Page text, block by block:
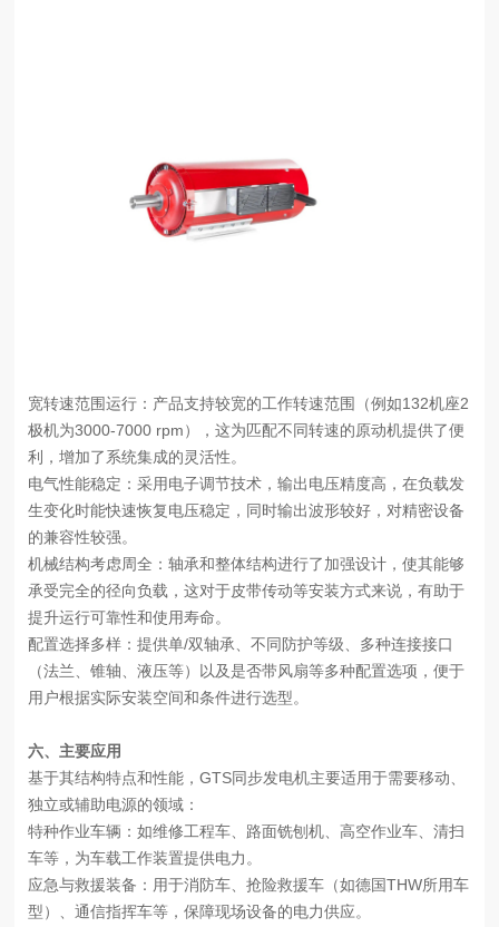
宽转速范围运行：产品支持较宽的工作转速范围（例如132机座2
极机为3000-7000 rpm），这为匹配不同转速的原动机提供了便
利，增加了系统集成的灵活性。
电气性能稳定：采用电子调节技术，输出电压精度高，在负载发
生变化时能快速恢复电压稳定，同时输出波形较好，对精密设备
的兼容性较强。
机械结构考虑周全：轴承和整体结构进行了加强设计，使其能够
承受完全的径向负载，这对于皮带传动等安装方式来说，有助于
提升运行可靠性和使用寿命。
配置选择多样：提供单/双轴承、不同防护等级、多种连接接口
（法兰、锥轴、液压等）以及是否带风扇等多种配置选项，便于
用户根据实际安装空间和条件进行选型。
六、 主要应用
基于其结构特点和性能，GTS同步发电机主要适用于需要移动、
独立或辅助电源的领域：
特种作业车辆：如维修工程车、路面铣刨机、高空作业车、清扫
车等，为车载工作装置提供电力。
应急与救援装备：用于消防车、抢险救援车（如德国THW所用车
型）、通信指挥车等，保障现场设备的电力供应。